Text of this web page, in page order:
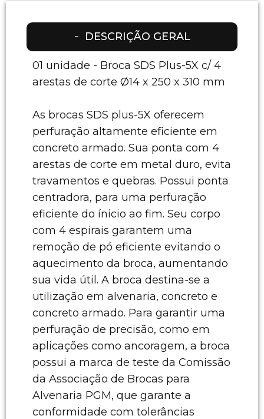
DESCRIÇÃO GERAL
01 unidade - Broca SDS Plus-5X c/ 4
arestas de corte Ø14 x 250 x 310 mm
As brocas SDS plus-5X oferecem
perfuração altamente eficiente em
concreto armado. Sua ponta com 4
arestas de corte em metal duro, evita
travamentos e quebras. Possui ponta
centradora, para uma perfuração
eficiente do ínicio ao fim. Seu corpo
com 4 espirais garantem uma
remoção de pó eficiente evitando o
aquecimento da broca, aumentando
sua vida útil. A broca destina-se a
utilização em alvenaria, concreto e
concreto armado. Para garantir uma
perfuração de precisão, como em
aplicações como ancoragem, a broca
possui a marca de teste da Comissão
da Associação de Brocas para
Alvenaria PGM, que garante a
conformidade com tolerâncias